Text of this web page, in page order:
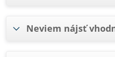
Neviem nájsť